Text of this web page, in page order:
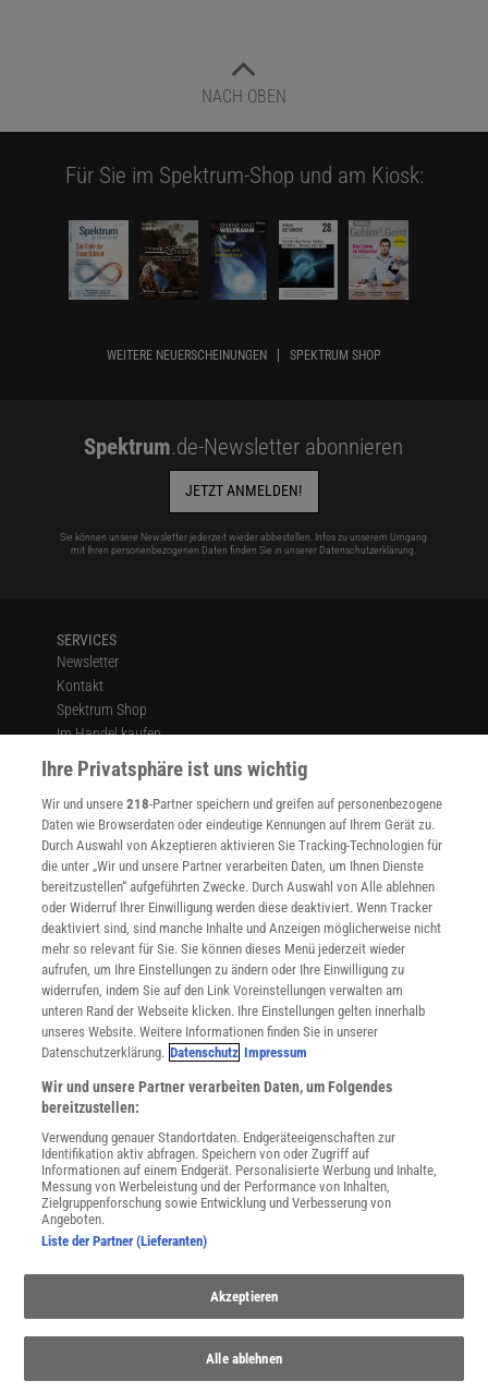
NACH OBEN
Für Sie im Spektrum-Shop und am Kiosk:
WEITERE NEUERSCHEINUNGEN SPEKTRUM SHOP
Spektrum.de-Newsletter abonnieren
JETZT ANMELDEN!
Sie können unsere Newsletter jederzeit wieder abbestellen. Infos zu unserem Umgang
mit Ihren personenbezogenen Daten finden Sie in unserer Datenschutzerklärung.
SERVICES
Newsletter
Kontakt
Spektrum Shop
Im Handel kaufen
Presse
Verträge kündigen
Widerruf
INFO
Mediadaten
Datenschutz
Nutzungsbedingungen
Cookie-Einstellungen
Utiq verwalten
Nutzungsbasierte Onlinewerbung
Alle Artikel
Impressum
Angebote für Schulen
Angebote für Institutionen
Sprachen lernen mit Gymglish
Lexika
Für Spektrum schreiben
Zugänglichkeitserklärung
WEBSEITEN
KielSCN
Wissenschaft in die Schulen
SciLogs
Ihre Privatsphäre ist uns wichtig
Wir und unsere218-Partner speichern und greifen auf personenbezogene
Daten wie Browserdaten oder eindeutige Kennungen auf Ihrem Gerät zu.
Durch Auswahl von Akzeptieren aktivieren Sie Tracking-Technologien für
die unter „Wir und unsere Partner verarbeiten Daten, um Ihnen Dienste
bereitzustellen“ aufgeführten Zwecke. Durch Auswahl von Alle ablehnen
oder Widerruf Ihrer Einwilligung werden diese deaktiviert. Wenn Tracker
deaktiviert sind, sind manche Inhalte und Anzeigen möglicherweise nicht
mehr so relevant für Sie. Sie können dieses Menü jederzeit wieder
aufrufen, um Ihre Einstellungen zu ändern oder Ihre Einwilligung zu
widerrufen, indem Sie auf den Link Voreinstellungen verwalten am
unteren Rand der Webseite klicken. Ihre Einstellungen gelten innerhalb
unseres Website. Weitere Informationen finden Sie in unserer
Datenschutzerklärung. Datenschutz Impressum
Wir und unsere Partner verarbeiten Daten, um Folgendes
bereitzustellen:
Verwendung genauer Standortdaten. Endgeräteeigenschaften zur
Identifikation aktiv abfragen. Speichern von oder Zugriff auf
Informationen auf einem Endgerät. Personalisierte Werbung und Inhalte,
Messung von Werbeleistung und der Performance von Inhalten,
Zielgruppenforschung sowie Entwicklung und Verbesserung von
Angeboten.
Liste der Partner (Lieferanten)
Akzeptieren
Alle ablehnen